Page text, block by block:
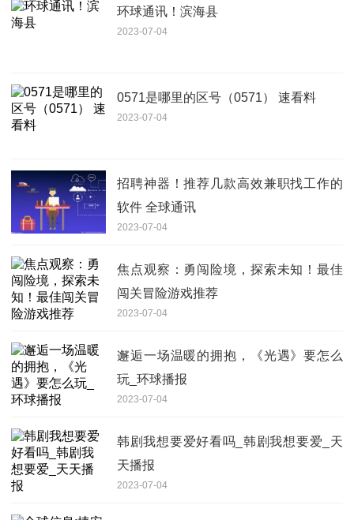
环球通讯！滨海县
2023-07-04
0571是哪里的区号（0571） 速看料
2023-07-04
招聘神器！推荐几款高效兼职找工作的
软件 全球通讯
2023-07-04
焦点观察：勇闯险境，探索未知！最佳
闯关冒险游戏推荐
2023-07-04
邂逅一场温暖的拥抱，《光遇》要怎么
玩_环球播报
2023-07-04
韩剧我想要爱好看吗_韩剧我想要爱_天
天播报
2023-07-04